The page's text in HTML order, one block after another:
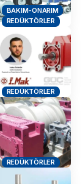
BAKIM-ONARIM
REDÜKTÖRLER
REDÜKTÖRLER
REDÜKTÖRLER